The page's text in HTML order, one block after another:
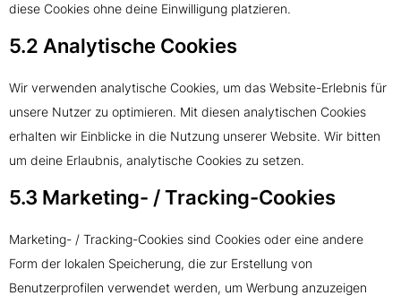
diese Cookies ohne deine Einwilligung platzieren.
5.2 Analytische Cookies
Wir verwenden analytische Cookies, um das Website-Erlebnis für
unsere Nutzer zu optimieren. Mit diesen analytischen Cookies
erhalten wir Einblicke in die Nutzung unserer Website. Wir bitten
um deine Erlaubnis, analytische Cookies zu setzen.
5.3 Marketing- / Tracking-Cookies
Marketing- / Tracking-Cookies sind Cookies oder eine andere
Form der lokalen Speicherung, die zur Erstellung von
Benutzerprofilen verwendet werden, um Werbung anzuzeigen